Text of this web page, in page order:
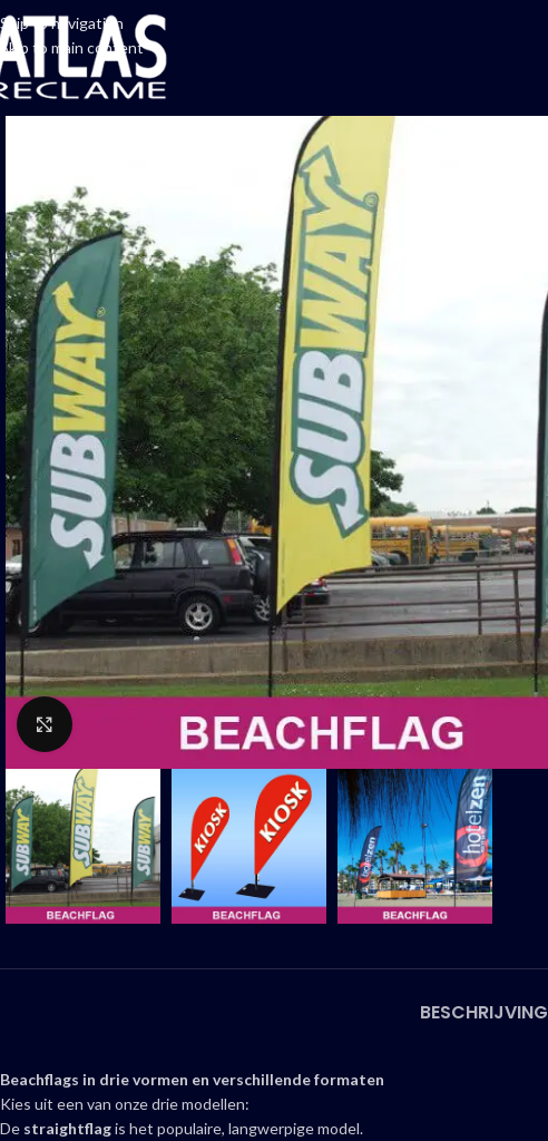
Skip to navigation
Skip to main content
BESCHRIJVING
Beachflags in drie vormen en verschillende formaten
Kies uit een van onze drie modellen:
De straightflagis het populaire, langwerpige model.